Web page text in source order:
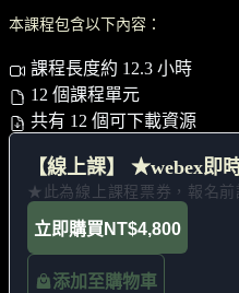
本課程包含以下內容：
課程長度約 12.3 小時
12 個課程單元
共有 12 個可下載資源
【線上課】 ★webex即
★此為線上課程票券，報名前
立即購買 NT$4,800
添加至購物車